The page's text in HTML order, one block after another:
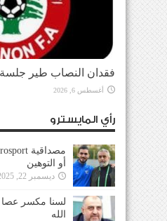
فقدان النصاب طير جلسة
أغسطس 6, 2026
رأي المايسترو
أو التوهين
ديسمبر 22, 2025
لسنا مكسر عصا
الله